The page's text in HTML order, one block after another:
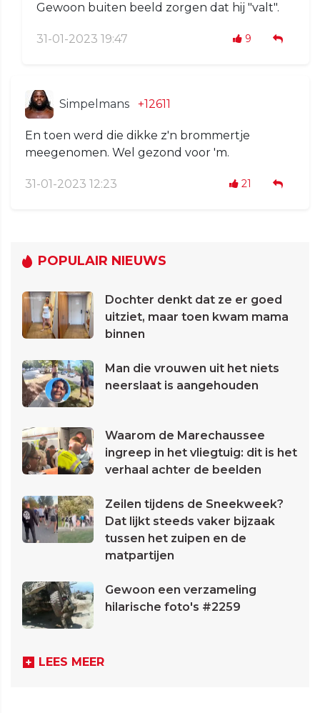
Gewoon buiten beeld zorgen dat hij "valt".
31-01-2023 19:47 9
Simpelmans +12611
En toen werd die dikke z'n brommertje
meegenomen. Wel gezond voor 'm.
31-01-2023 12:23 21
POPULAIR NIEUWS
Dochter denkt dat ze er goed
uitziet, maar toen kwam mama
binnen
Man die vrouwen uit het niets
neerslaat is aangehouden
Waarom de Marechaussee
ingreep in het vliegtuig: dit is het
verhaal achter de beelden
Zeilen tijdens de Sneekweek?
Dat lijkt steeds vaker bijzaak
tussen het zuipen en de
matpartijen
Gewoon een verzameling
hilarische foto's #2259
LEES MEER